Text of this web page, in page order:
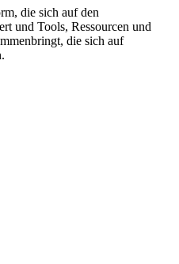
die sich auf den
und Tools, Ressourcen und
die sich auf